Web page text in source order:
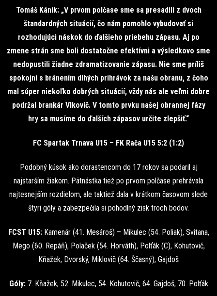
Tomáš Kánik: „V prvom polčase sme sa presadili z dvoch
štandardných situácií, čo nám pomohlo vybudovať si
rozhodujúci náskok do ďalšieho priebehu zápasu. Aj po
zmene strán sme boli dostatočne efektívni a výsledkovo sme
nedopustili žiadne zdramatizovanie zápasu. Nie sme príliš
spokojní s bránením dlhých prihrávok za našu obranu, z čoho
mal súper niekoľko dobrých situácií, vždy nás ale veľmi dobre
podržal brankár Vlkovič. V tomto prvku našej obrannej fázy
hry sa musíme do ďalších zápasov určite zlepšiť.“
FC Spartak Trnava U15 – FK Rača U15 5:2 (1:2)
Podobný kúsok ako dorastencom do 17 rokov sa podaril aj
najstarším žiakom. Pätnástka tiež po prvom polčase prehrávala
najtesnejším rozdielom, ale taktiež dala v krátkom časovom slede
štyri góly a zabezpečila si pohodlný zisk troch bodov.
FCST U15: Kamenár (41. Mesároš) – Mikulec (54. Poliak), Svitana,
Mego (60. Repáň), Polaček (54. Horváth), Polťák (C), Kohutovič,
Kňažek, Dvorský, Miklovič (64. Ščasný), Gajdoš
Góly: 7. Kňažek, 52. Mikulec, 54. Kohutovič, 64. Gajdoš, 70. Polťák